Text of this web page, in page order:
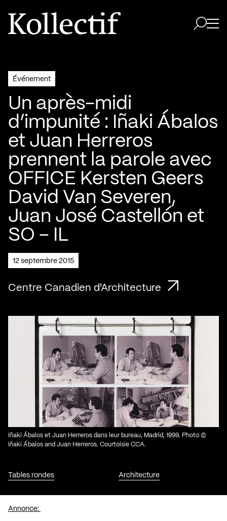
Aller à la page d'accueil
Logo Kollectif
Événement
Un après-midi
d’impunité : Iñaki Ábalos
et Juan Herreros
prennent la parole avec
OFFICE Kersten Geers
David Van Severen,
Juan José Castellón et
SO – IL
12 septembre 2015
Centre Canadien d'Architecture
Tables rondes Architecture
Iñaki Ábalos et Juan Herreros dans leur bureau, Madrid, 1999. Photo ©
Iñaki Ábalos and Juan Herreros. Courtoisie CCA.
Annonce: